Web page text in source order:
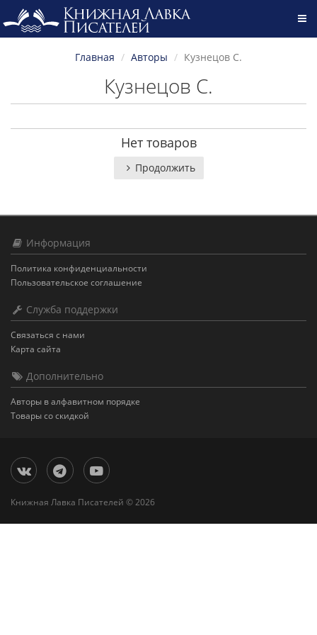
Главная Авторы Кузнецов С.
Кузнецов С.
Нет товаров
Продолжить
Информация
Политика конфиденциальности
Пользовательское соглашение
Служба поддержки
Связаться с нами
Карта сайта
Дополнительно
Авторы в алфавитном порядке
Товары со скидкой
Книжная Лавка Писателей © 2026